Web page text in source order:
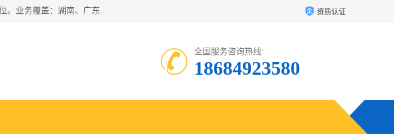
湖南业峻强夯基础工程有限公司是一家专业从事湖南强夯基础工程、强夯机租赁，地基处理的施工单位。业务覆盖：湖南、广东，江西等地。可承接1000KN.m-25000KN.m强夯（置换）工程。公司创始人是国内较早期从事强夯施工的建设者，经过多年的一步一个脚印的发展，在行业内具有较高的度和良好的口碑。 资质认证
全国服务咨询热线:
18684923580